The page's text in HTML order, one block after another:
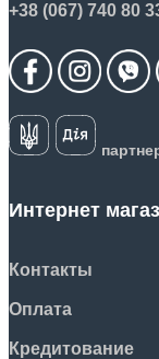
+38 (067) 740 80
Интернет
Контакты
Оплата
Кредитование